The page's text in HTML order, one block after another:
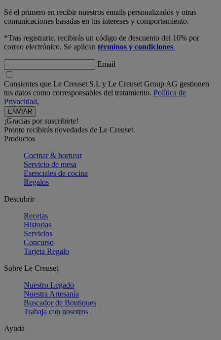
Sé el primero en recibir nuestros emails personalizados y otras
comunicaciones basadas en tus intereses y comportamiento.
*Tras registrarte, recibirás un código de descuento del 10% por
correo electrónico. Se aplican términos y condiciones.
Email
Consientes que Le Creuset S.L y Le Creuset Group AG gestionen
tus datos como corresponsables del tratamiento. Política de
Privacidad.
¡Gracias por suscribirte!
Pronto recibirás novedades de Le Creuset.
Productos
Cocinar & hornear
Servicio de mesa
Esenciales de cocina
Regalos
Descubrir
Recetas
Historias
Servicios
Concurso
Tarjeta Regalo
Sobre Le Creuset
Nuestro Legado
Nuestra Artesanía
Buscador de Boutiques
Trabaja con nosotros
Ayuda